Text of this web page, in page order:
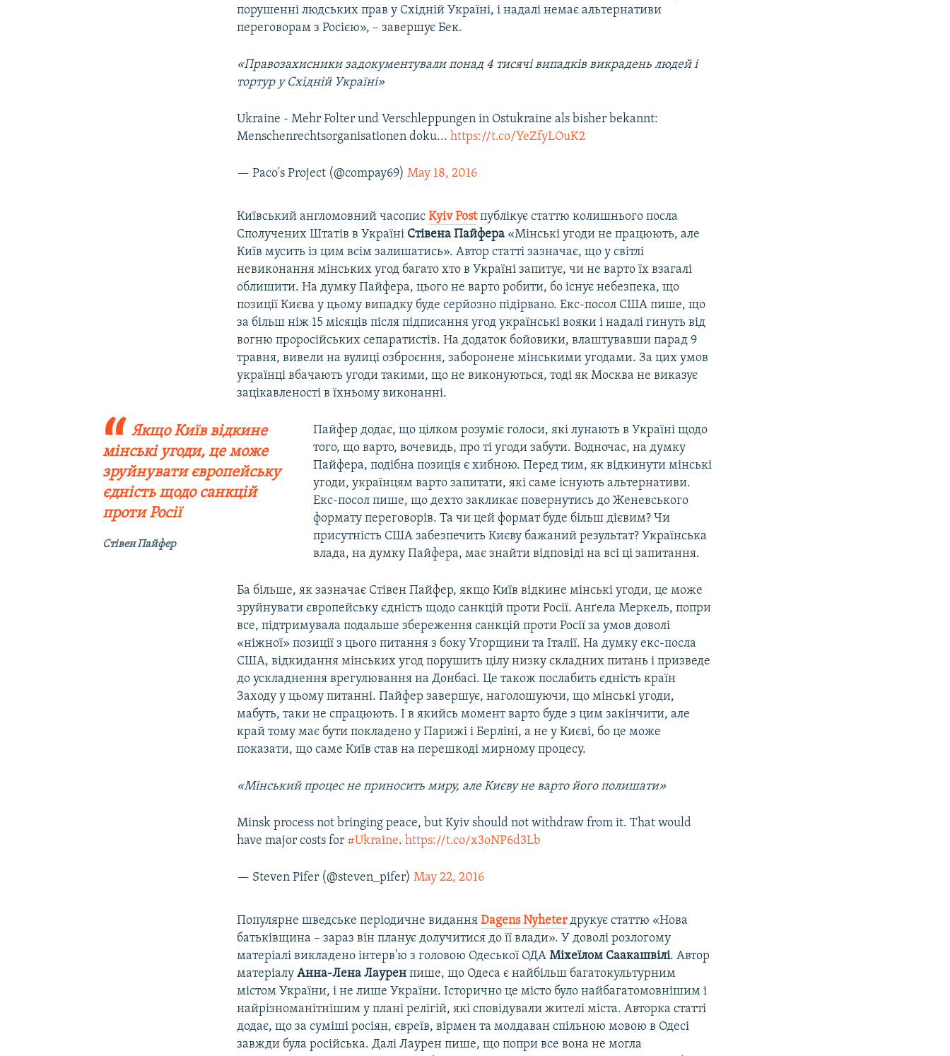
порушенні людських прав у Східній Україні, і надалі немає альтернативи
переговорам з Росією», – завершує Бек.
«Правозахисники задокументували понад 4 тисячі випадків викрадень людей і
тортур у Східній Україні»
Ukraine - Mehr Folter und Verschleppungen in Ostukraine als bisher bekannt:
Menschenrechtsorganisationen doku...https://t.co/YeZfyLOuK2
— Paco's Project (@compay69)May 18, 2016
Київський англомовний часопис Kyiv Post публікує статтю колишнього посла
Сполучених Штатів в Україні Стівена Пайфера «Мінські угоди не працюють, але
Київ мусить із цим всім залишатись». Автор статті зазначає, що у світлі
невиконання мінських угод багато хто в Україні запитує, чи не варто їх взагалі
облишити. На думку Пайфера, цього не варто робити, бо існує небезпека, що
позиції Києва у цьому випадку буде серйозно підірвано. Екс-посол США пише, що
за більш ніж 15 місяців після підписання угод українські вояки і надалі гинуть від
вогню проросійських сепаратистів. На додаток бойовики, влаштувавши парад 9
травня, вивели на вулиці озброєння, заборонене мінськими угодами. За цих умов
українці вбачають угоди такими, що не виконуються, тоді як Москва не виказує
зацікавленості в їхньому виконанні.
Якщо Київ відкине
мінські угоди, це може
зруйнувати європейську
єдність щодо санкцій
проти Росії
Стівен Пайфер
Пайфер додає, що цілком розуміє голоси, які лунають в Україні щодо
того, що варто, вочевидь, про ті угоди забути. Водночас, на думку
Пайфера, подібна позиція є хибною. Перед тим, як відкинути мінські
угоди, українцям варто запитати, які саме існують альтернативи.
Екс-посол пише, що дехто закликає повернутись до Женевського
формату переговорів. Та чи цей формат буде більш дієвим? Чи
присутність США забезпечить Києву бажаний результат? Українська
влада, на думку Пайфера, має знайти відповіді на всі ці запитання.
Ба більше, як зазначає Стівен Пайфер, якщо Київ відкине мінські угоди, це може
зруйнувати європейську єдність щодо санкцій проти Росії. Анґела Меркель, попри
все, підтримувала подальше збереження санкцій проти Росії за умов доволі
«ніжної» позиції з цього питання з боку Угорщини та Італії. На думку екс-посла
США, відкидання мінських угод порушить цілу низку складних питань і призведе
до ускладнення врегулювання на Донбасі. Це також послабить єдність країн
Заходу у цьому питанні. Пайфер завершує, наголошуючи, що мінські угоди,
мабуть, таки не спрацюють. І в якийсь момент варто буде з цим закінчити, але
край тому має бути покладено у Парижі і Берліні, а не у Києві, бо це може
показати, що саме Київ став на перешкоді мирному процесу.
«Мінський процес не приносить миру, але Києву не варто його полишати»
Minsk process not bringing peace, but Kyiv should not withdraw from it. That would
have major costs for #Ukraine.https://t.co/x3oNP6d3Lb
— Steven Pifer (@steven_pifer)May 22, 2016
​Популярне шведське періодичне виданняDagens Nyheterдрукує статтю «Нова
батьківщина – зараз він планує долучитися до її влади». У доволі розлогому
матеріалі викладено інтерв'ю з головою Одеської ОДАМіхеїлом Саакашвілі. Автор
матеріалуАнна-Лена Лауренпише, що Одеса є найбільш багатокультурним
містом України, і не лише України. Історично це місто було найбагатомовнішим і
найрізноманітнішим у плані релігій, які сповідували жителі міста. Авторка статті
додає, що за суміші росіян, євреїв, вірмен та молдаван спільною мовою в Одесі
завжди була російська. Далі Лаурен пише, що попри все вона не могла